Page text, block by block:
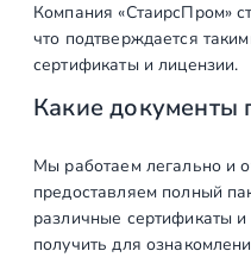
а
р
а
П
в
о
р
о
Компания «СтаирсПром»
что подтверждается
сертификаты и лицензии.
Какие документы
Мы работаем легально и
предоставляем полный
различные сертификаты
получить для